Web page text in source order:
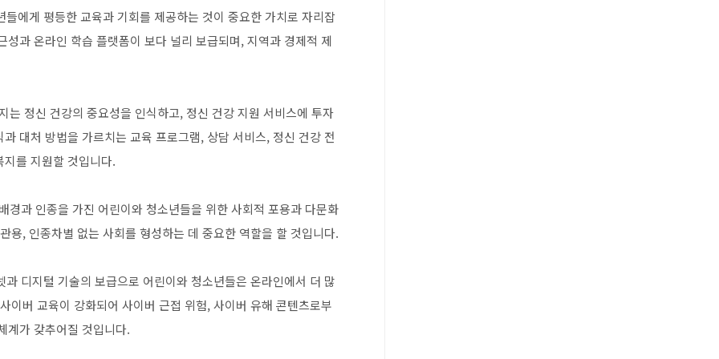
에게 평등한 교육과 기회를 제공하는 것이 중요한 가치로 자리잡
과 온라인 학습 플랫폼이 보다 널리 보급되며, 지역과 경제적 제
는 정신 건강의 중요성을 인식하고, 정신 건강 지원 서비스에 투자
대처 방법을 가르치는 교육 프로그램, 상담 서비스, 정신 건강 전
를 지원할 것입니다.
경과 인종을 가진 어린이와 청소년들을 위한 사회적 포용과 다문화
용, 인종차별 없는 사회를 형성하는 데 중요한 역할을 할 것입니다.
디지털 기술의 보급으로 어린이와 청소년들은 온라인에서 더 많
이버 교육이 강화되어 사이버 근접 위험, 사이버 유해 콘텐츠로부
계가 갖추어질 것입니다.